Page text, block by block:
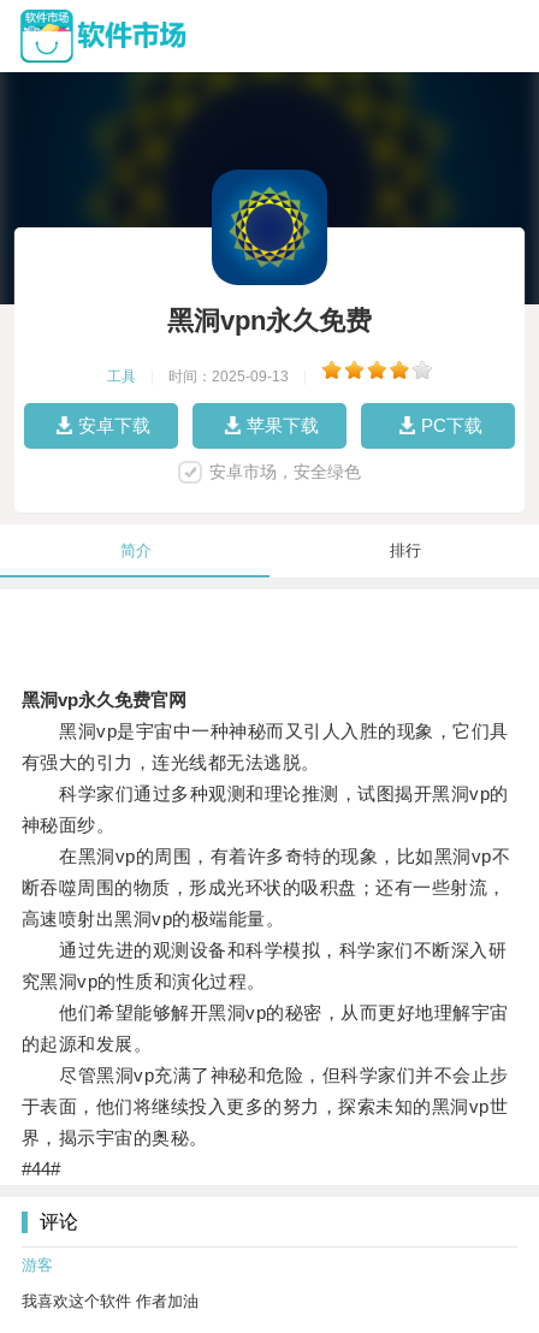
黑洞vpn永久免费
工具 时间：2025-09-13
安卓下载 苹果下载 PC下载
安卓市场，安全绿色
简介 排行
黑洞vp永久免费官网
黑洞vp是宇宙中一种神秘而又引人入胜的现象，它们具
有强大的引力，连光线都无法逃脱。
科学家们通过多种观测和理论推测，试图揭开黑洞vp的
神秘面纱。
在黑洞vp的周围，有着许多奇特的现象，比如黑洞vp不
断吞噬周围的物质，形成光环状的吸积盘；还有一些射流，
高速喷射出黑洞vp的极端能量。
通过先进的观测设备和科学模拟，科学家们不断深入研
究黑洞vp的性质和演化过程。
他们希望能够解开黑洞vp的秘密，从而更好地理解宇宙
的起源和发展。
尽管黑洞vp充满了神秘和危险，但科学家们并不会止步
于表面，他们将继续投入更多的努力，探索未知的黑洞vp世
界，揭示宇宙的奥秘。
#44#
评论
游客
我喜欢这个软件 作者加油